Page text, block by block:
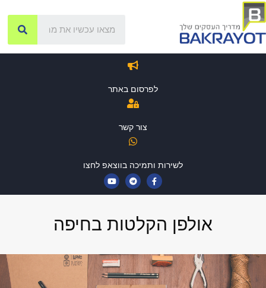
לפרסום באתר
צור קשר
לשירות ותמיכה בווצאפ לחצו
אולפן הקלטות בחיפה